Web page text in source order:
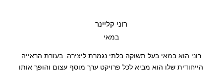
רוני קליינר
במאי
רוני הוא במאי בעל תשוקה בלתי נגמרת ליצירה. בעזרת הראייה
הייחודית שלו הוא מביא לכל פרויקט ערך מוסף עצום והופך אותו